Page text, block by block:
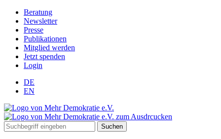
Beratung
Newsletter
Presse
Publikationen
Mitglied werden
Jetzt spenden
Login
DE
EN
Suchen